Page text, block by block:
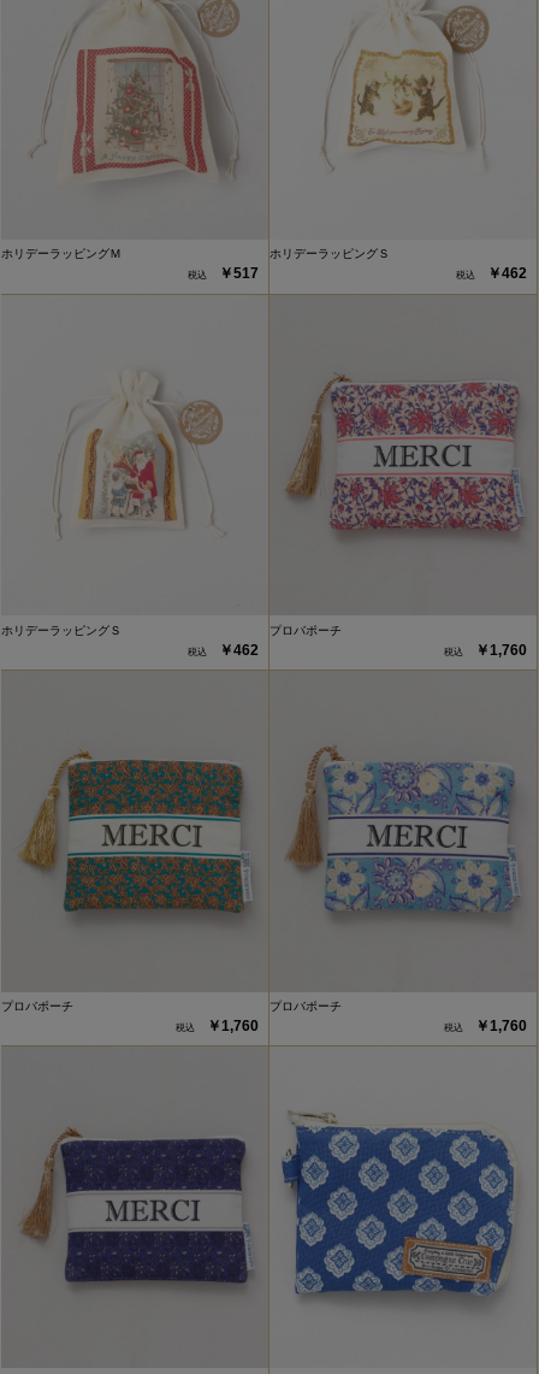
ホリデーラッピングＭ
￥517
ホリデーラッピングＳ
￥462
ホリデーラッピングＳ
￥462
プロバポーチ
￥1,760
プロバポーチ
￥1,760
プロバポーチ
￥1,760